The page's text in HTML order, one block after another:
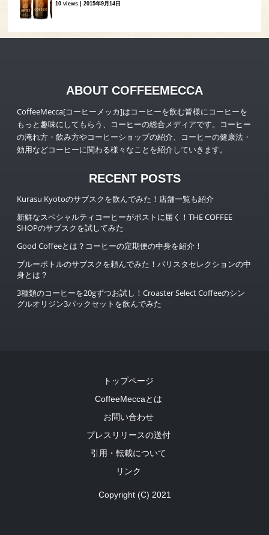
10 views |2015年9月14日
ABOUT COFFEEMECCA
CoffeeMecca[コーヒーメッカ]はコーヒーを飲む皆様にコーヒーを
もっと趣味にしてもらう、コーヒーの総合メディアです。コーヒー
の淹れ方・飲み方やコーヒーショップの紹介、コーヒーの健康法・
効用などコーヒーに関わる様々なことを紹介していきます。
RECENT POSTS
Kurasu Kyotoのサブスクを飲んでみた！店舗一覧も紹介
新鮮なスペシャルティコーヒーがポストに届く！THE COFFEE
SHOPのサブスクを試してみた
Good Coffeeとは？コーヒーの定期便の中身を紹介！
ブルーボトルのサブスクを頼んでみた！バリスタセレクションの中
身とは？
3種類のコーヒーを20gずつお試し！Croaster Select Coffeeのシン
グルオリジン3パックセットを飲んでみた
トップページ
CoffeeMeccaとは
お問い合わせ
プレスリリースの送付
引用・転載について
リンク
Copyright (C) 2021